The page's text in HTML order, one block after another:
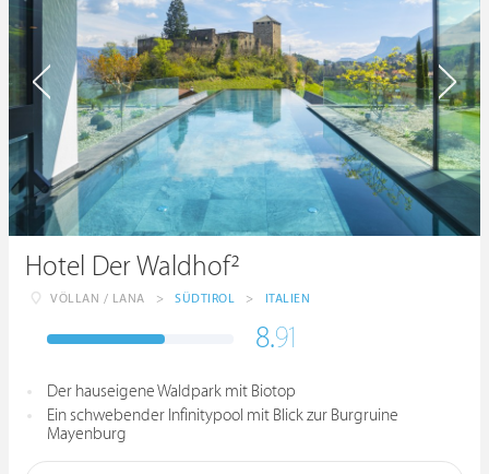
Hotel Der Waldhof²
VÖLLAN / LANA > SÜDTIROL > ITALIEN
8.91
Der hauseigene Waldpark mit Biotop
Ein schwebender Infinitypool mit Blick zur Burgruine
Mayenburg